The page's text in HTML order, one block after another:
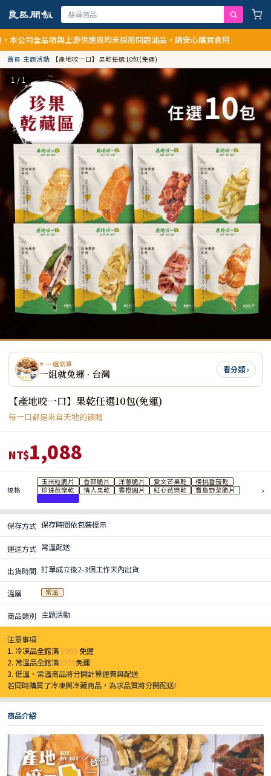
司全品項與上游供應商均未採用問題油品，請安心購買食用
首頁/主題活動/ 【產地咬一口】果乾任選10包(免運)
1 / 1
⭐ 一組划算
一組就免運 · 台灣 看分類 ›
【產地咬一口】果乾任選10包(免運)
每一口都是來自天地的饋贈
NT$1,088
規格
玉米粒脆片 香蒜脆片 洋蔥脆片 愛文芒果乾
櫻桃番茄乾
珍珠芭樂乾
情人果乾 香橙圓片 紅心芭樂乾
寶島野菜脆片
›
保存方式 保存時間依包裝標示
運送方式 常溫配送
出貨時間 訂單成立後2-3個工作天內出貨
溫層 常溫
商品類別 主題活動
注意事項
1. 冷凍品全館滿 $999免運
2. 常溫品全館滿$599免運
3.低溫、常溫商品將分開計算運費與配送
若同時購買了冷凍與冷藏商品，為求品質將分開配送!
商品介紹